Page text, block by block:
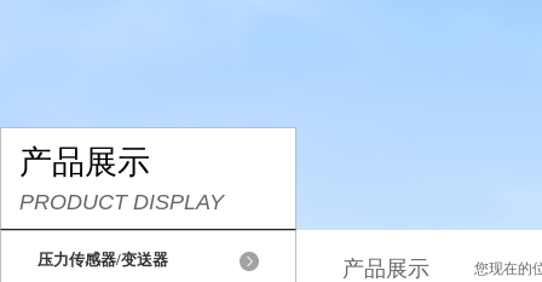
产品展示
PRODUCT DISPLAY
压力传感器/变送器 产品展示 您现在的